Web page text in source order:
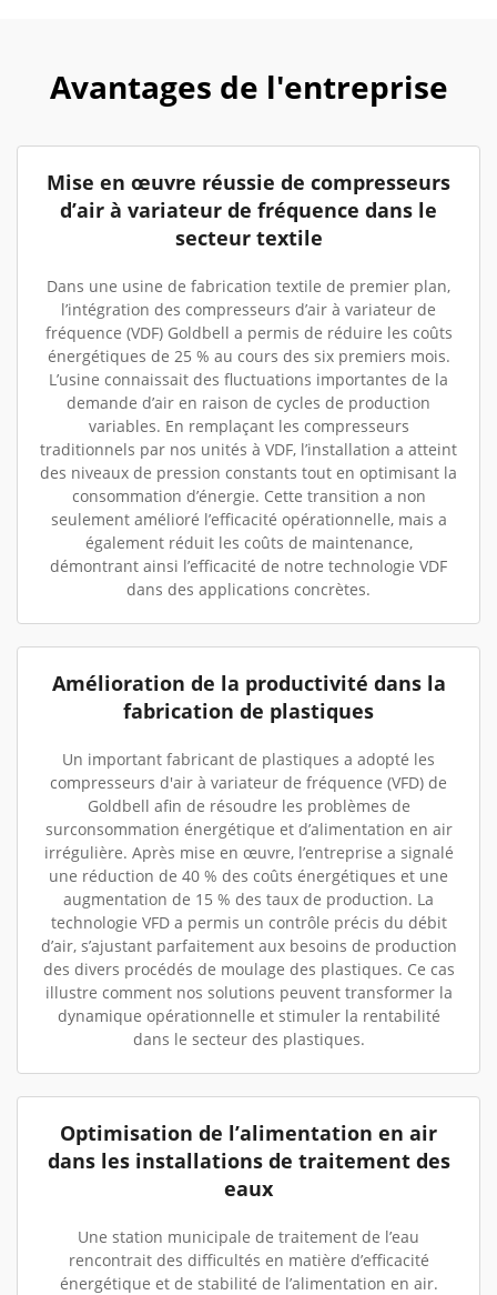
Avantages de l'entreprise
Mise en œuvre réussie de compresseurs
d’air à variateur de fréquence dans le
secteur textile
Dans une usine de fabrication textile de premier plan,
l’intégration des compresseurs d’air à variateur de
fréquence (VDF) Goldbell a permis de réduire les coûts
énergétiques de 25 % au cours des six premiers mois.
L’usine connaissait des fluctuations importantes de la
demande d’air en raison de cycles de production
variables. En remplaçant les compresseurs
traditionnels par nos unités à VDF, l’installation a atteint
des niveaux de pression constants tout en optimisant la
consommation d’énergie. Cette transition a non
seulement amélioré l’efficacité opérationnelle, mais a
également réduit les coûts de maintenance,
démontrant ainsi l’efficacité de notre technologie VDF
dans des applications concrètes.
Amélioration de la productivité dans la
fabrication de plastiques
Un important fabricant de plastiques a adopté les
compresseurs d'air à variateur de fréquence (VFD) de
Goldbell afin de résoudre les problèmes de
surconsommation énergétique et d’alimentation en air
irrégulière. Après mise en œuvre, l’entreprise a signalé
une réduction de 40 % des coûts énergétiques et une
augmentation de 15 % des taux de production. La
technologie VFD a permis un contrôle précis du débit
d’air, s’ajustant parfaitement aux besoins de production
des divers procédés de moulage des plastiques. Ce cas
illustre comment nos solutions peuvent transformer la
dynamique opérationnelle et stimuler la rentabilité
dans le secteur des plastiques.
Optimisation de l’alimentation en air
dans les installations de traitement des
eaux
Une station municipale de traitement de l’eau
rencontrait des difficultés en matière d’efficacité
énergétique et de stabilité de l’alimentation en air.